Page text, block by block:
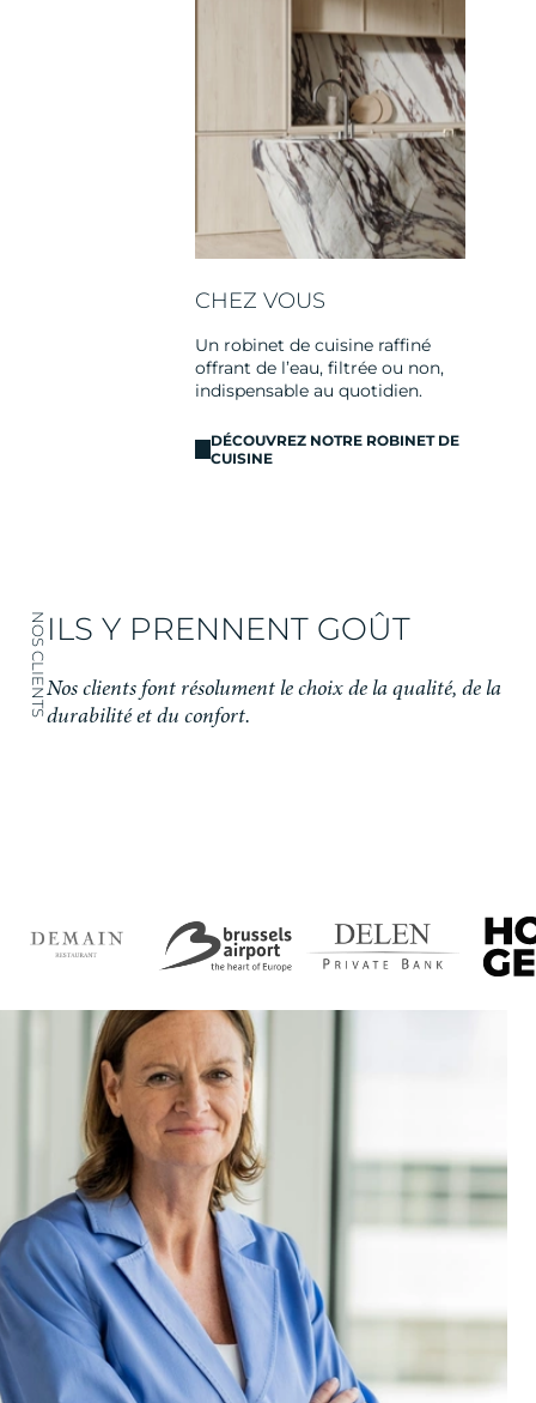
CHEZ VOUS
Un robinet de cuisine raffiné
offrant de l’eau, filtrée ou non,
indispensable au quotidien.
DÉCOUVREZ NOTRE ROBINET DE
CUISINE
NOS CLIENTSILS Y PRENNENT GOÛT
Nos clients font résolument le choix de la qualité, de la
durabilité et du confort.